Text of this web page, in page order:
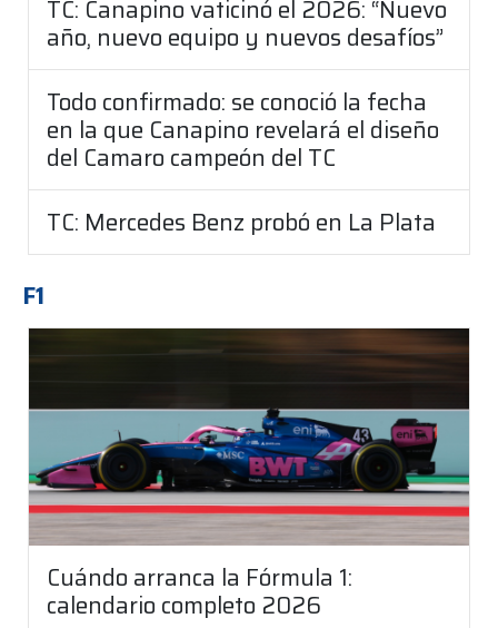
TC: Canapino vaticinó el 2026: “Nuevo
año, nuevo equipo y nuevos desafíos”
Todo confirmado: se conoció la fecha
en la que Canapino revelará el diseño
del Camaro campeón del TC
TC: Mercedes Benz probó en La Plata
F1
Cuándo arranca la Fórmula 1:
calendario completo 2026